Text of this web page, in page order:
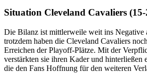
Situation Cleveland Cavaliers
Die Bilanz ist mittlerweile weit ins Negative
trotzdem haben die Cleveland Cavaliers
Erreichen der Playoff-Plätze. Mit der
verstärkten sie ihren Kader und hinterließen
die den Fans Hoffnung für den weiteren